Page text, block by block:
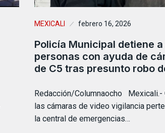
MEXICALI febrero 16, 2026
Policía Municipal detiene a
personas con ayuda de
de C5 tras presunto robo
Redacción/Columnaocho Mexicali.-
las cámaras de video vigilancia
la central de emergencias…